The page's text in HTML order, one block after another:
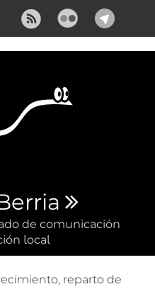
de comunicación
local
aquíreparto de